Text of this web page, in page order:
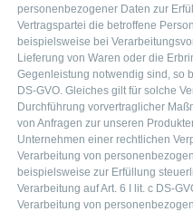
personenbezogener Daten zur
Vertragspartei die betroffene
beispielsweise bei
Lieferung von Waren oder die
Gegenleistung notwendig sind, so
DS-GVO. Gleiches gilt für solche
Durchführung vorvertraglicher
von Anfragen zur unseren
Unternehmen einer rechtlichen
Verarbeitung von
beispielsweise zur Erfüllung
Verarbeitung auf Art. 6 I lit. c DS-
Verarbeitung von